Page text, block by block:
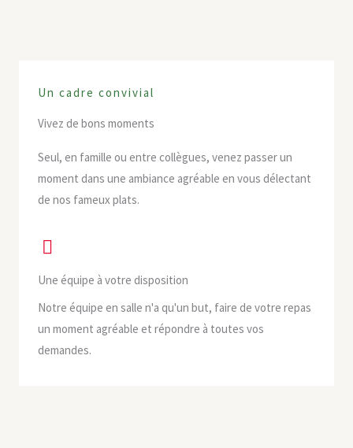
Un cadre convivial
Vivez de bons moments
Seul, en famille ou entre collègues, venez passer un
moment dans une ambiance agréable en vous délectant
de nos fameux plats.
Une équipe à votre disposition
Notre équipe en salle n'a qu'un but, faire de votre repas
un moment agréable et répondre à toutes vos
demandes.